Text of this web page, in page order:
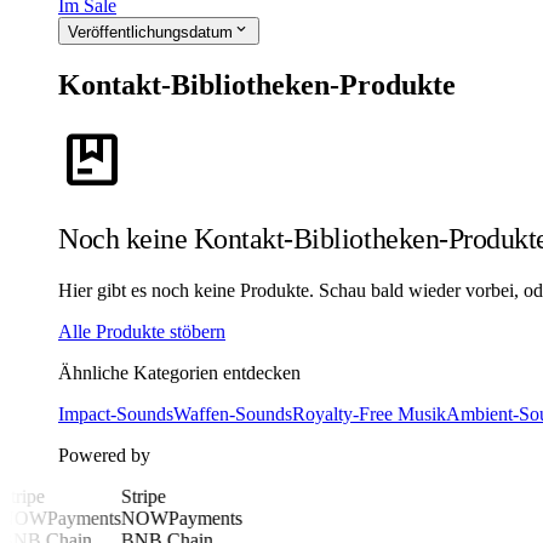
Im Sale
Veröffentlichungsdatum expand_more
Kontakt-Bibliotheken-Produkte
package
Noch keine Kontakt-Bibliotheken-
Hier gibt es noch keine Produkte. Schau bald wieder vorbei,
Alle Produkte stöbern
Ähnliche Kategorien entdecken
Impact-SoundsWaffen-SoundsRoyalty-Free MusikAmbient-
Powered by
Stripe
NOWPayments
Stripe
NOWPayments